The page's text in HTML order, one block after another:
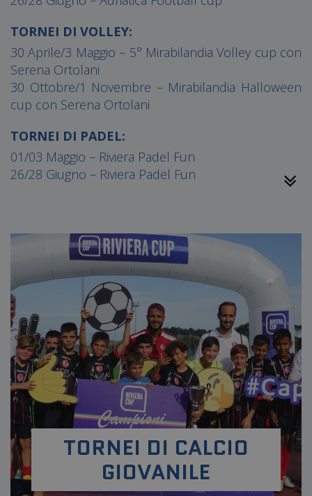
TORNEI DI VOLLEY:
30 Aprile/3 Maggio – 5° Mirabilandia Volley cup con
Serena Ortolani
30 Ottobre/1 Novembre – Mirabilandia Halloween
cup con Serena Ortolani
TORNEI DI PADEL:
01/03 Maggio – Riviera Padel Fun
26/28 Giugno – Riviera Padel Fun
TORNEI DI CALCIO
GIOVANILE